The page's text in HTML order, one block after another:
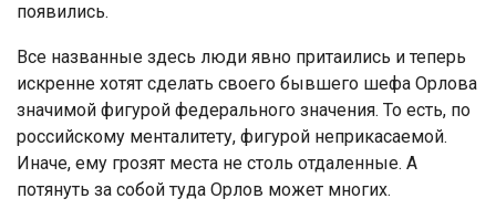
появились.
Все названные здесь люди явно притаились и теперь
искренне хотят сделать своего бывшего шефа Орлова
значимой фигурой федерального значения. То есть, по
российскому менталитету, фигурой неприкасаемой.
Иначе, ему грозят места не столь отдаленные. А
потянуть за собой туда Орлов может многих.